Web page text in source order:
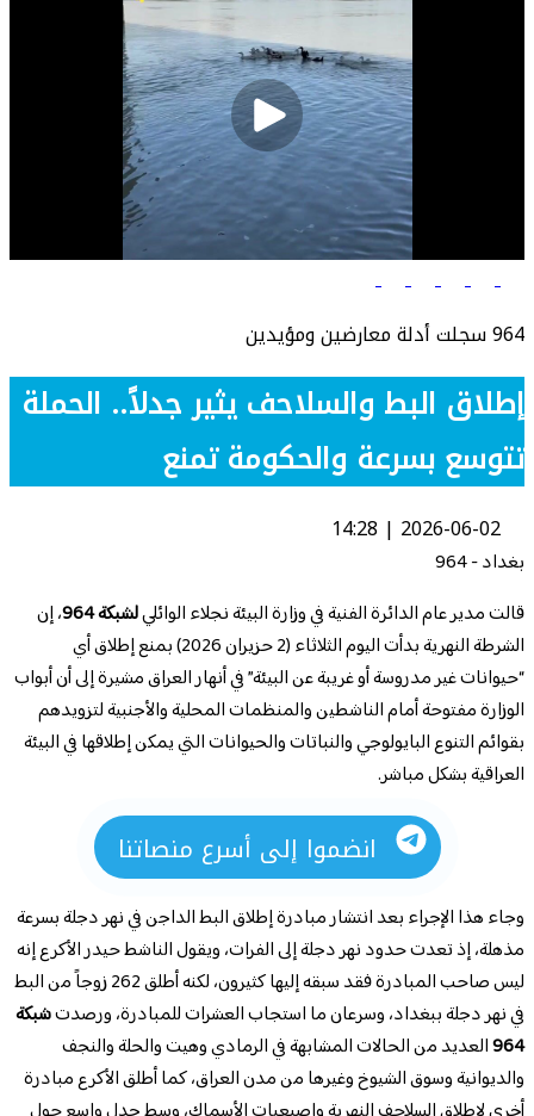
964 سجلت أدلة معارضين ومؤيدين
إطلاق البط والسلاحف يثير جدلاً.. الحملة
تتوسع بسرعة والحكومة تمنع
2026-06-02 | 14:28
بغداد - 964
قالت مدير عام الدائرة الفنية في وزارة البيئة نجلاء الوائليلشبكة 964
، إن
الشرطة النهرية بدأت اليوم الثلاثاء (2 حزيران 2026) بمنع إطلاق أي
“حيوانات غير مدروسة أو غريبة عن البيئة” في أنهار العراق مشيرة إلى أن أبواب
الوزارة مفتوحة أمام الناشطين والمنظمات المحلية والأجنبية لتزويدهم
بقوائم التنوع البايولوجي والنباتات والحيوانات التي يمكن إطلاقها في البيئة
العراقية بشكل مباشر.
انضموا إلى أسرع منصاتنا
وجاء هذا الإجراء بعد انتشار مبادرة إطلاق البط الداجن في نهر دجلة بسرعة
مذهلة، إذ تعدت حدود نهر دجلة إلى الفرات، ويقول الناشط حيدر الأكرع إنه
ليس صاحب المبادرة فقد سبقه إليها كثيرون، لكنه أطلق 262 زوجاً من البط
في نهر دجلة ببغداد، وسرعان ما استجاب العشرات للمبادرة، ورصدتشبكة
964العديد من الحالات المشابهة في الرمادي وهيت والحلة والنجف
والديوانية وسوق الشيوخ وغيرها من مدن العراق، كما أطلق الأكرع مبادرة